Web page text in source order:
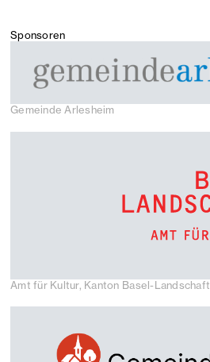
Sponsoren
Gemeinde Arlesheim
Amt für Kultur, Kanton Basel-Landschaft